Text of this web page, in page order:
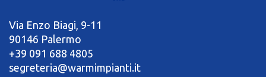
Via Enzo Biagi, 9-11
90146 Palermo
+39 091 688 4805
segreteria@warmimpianti.it